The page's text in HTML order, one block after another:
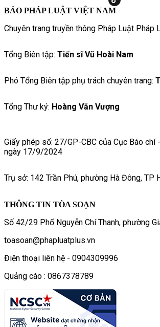
BÁO PHÁP LUẬT VIỆT NAM
Chuyên trang truyền thông Pháp Luật Pháp
Tổng Biên tập: Tiến sĩ Vũ Hoài Nam
Phó Tổng Biên tập phụ trách chuyên trang:
Tổng Thư ký: Hoàng Văn Vượng
Giấy phép số: 27/GP-CBC của Cục Báo chí
ngày 17/9/2024
Trụ sở: 142 Trần Phú, phường Hà Đông, TP
THÔNG TIN TÒA SOẠN
Số 42/29 Phố Nguyễn Chí Thanh, phường
toasoan@phapluatplus.vn
Điện thoại liên hệ - 0904309996
Quảng cáo : 0867378789